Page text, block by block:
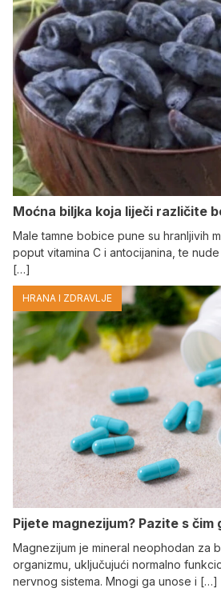
Moćna biljka koja liječi različite
Male tamne bobice pune su hranljivih
poput vitamina C i antocijanina, te
[…]
HRANA I ZDRAVLJE
Pijete magnezijum? Pazite s čim
Magnezijum je mineral neophodan za
organizmu, uključujući normalno
nervnog sistema. Mnogi ga unose i […]